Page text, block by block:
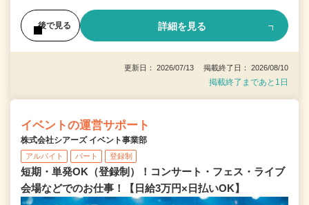
後で見る 詳細を見る
更新日： 2026/07/13 掲載終了日： 2026/08/10
掲載終了まであと1日
イベントの運営サポート
株式会社シアーズ イベント事業部
アルバイト パート 登録制
短期・単発OK（登録制）！コンサート・フェス・ライブ
会場などでのお仕事！【日給3万円×日払いOK】